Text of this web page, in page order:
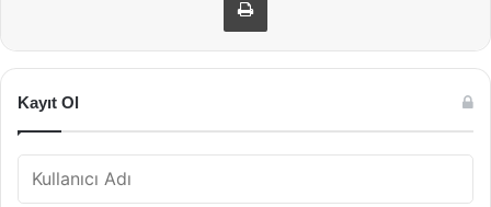
Kayıt Ol